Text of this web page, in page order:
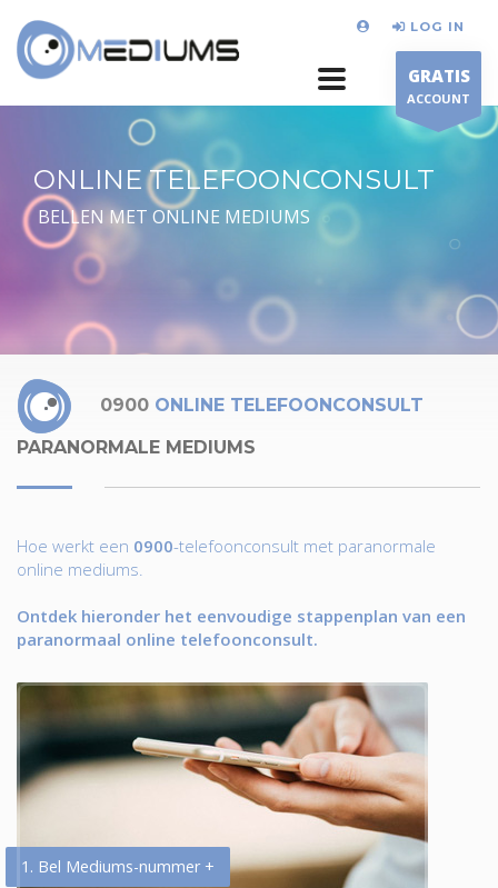
LOG IN
GRATIS
ACCOUNT
ONLINE TELEFOONCONSULT
BELLEN MET ONLINE MEDIUMS
0900 ONLINE TELEFOONCONSULT
PARANORMALE MEDIUMS
Hoe werkt een 0900-telefoonconsult met paranormale
online mediums.
Ontdek hieronder het eenvoudige stappenplan van een
paranormaal online telefoonconsult.
1. Bel Mediums-nummer +